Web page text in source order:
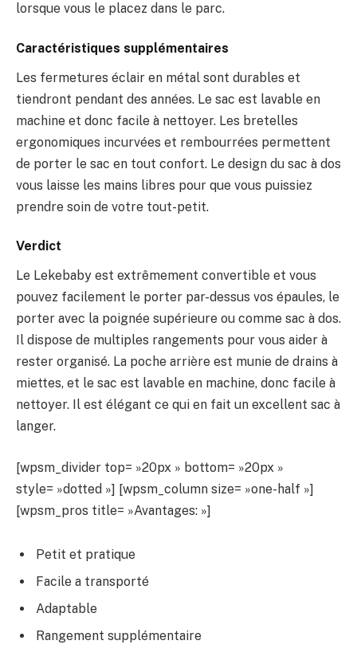
lorsque vous le placez dans le parc.
Caractéristiques supplémentaires
Les fermetures éclair en métal sont durables et
tiendront pendant des années. Le sac est lavable en
machine et donc facile à nettoyer. Les bretelles
ergonomiques incurvées et rembourrées permettent
de porter le sac en tout confort. Le design du sac à dos
vous laisse les mains libres pour que vous puissiez
prendre soin de votre tout-petit.
Verdict
Le Lekebaby est extrêmement convertible et vous
pouvez facilement le porter par-dessus vos épaules, le
porter avec la poignée supérieure ou comme sac à dos.
Il dispose de multiples rangements pour vous aider à
rester organisé. La poche arrière est munie de drains à
miettes, et le sac est lavable en machine, donc facile à
nettoyer. Il est élégant ce qui en fait un excellent sac à
langer.
[wpsm_divider top= »20px » bottom= »20px »
style= »dotted »] [wpsm_column size= »one-half »]
[wpsm_pros title= »Avantages: »]
Petit et pratique
Facile a transporté
Adaptable
Rangement supplémentaire